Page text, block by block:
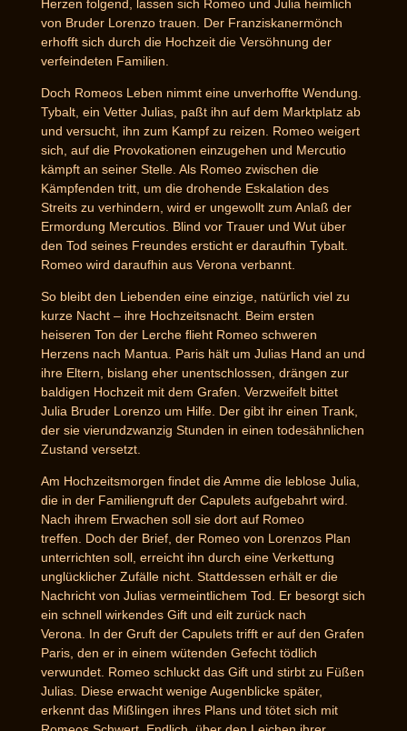
Herzen folgend, lassen sich Romeo und Julia heimlich
von Bruder Lorenzo trauen. Der Franziskanermönch
erhofft sich durch die Hochzeit die Versöhnung der
verfeindeten Familien.
Doch Romeos Leben nimmt eine unverhoffte Wendung.
Tybalt, ein Vetter Julias, paßt ihn auf dem Marktplatz ab
und versucht, ihn zum Kampf zu reizen. Romeo weigert
sich, auf die Provokationen einzugehen und Mercutio
kämpft an seiner Stelle. Als Romeo zwischen die
Kämpfenden tritt, um die drohende Eskalation des
Streits zu verhindern, wird er ungewollt zum Anlaß der
Ermordung Mercutios. Blind vor Trauer und Wut über
den Tod seines Freundes ersticht er daraufhin Tybalt.
Romeo wird daraufhin aus Verona verbannt.
So bleibt den Liebenden eine einzige, natürlich viel zu
kurze Nacht – ihre Hochzeitsnacht. Beim ersten
heiseren Ton der Lerche flieht Romeo schweren
Herzens nach Mantua. Paris hält um Julias Hand an und
ihre Eltern, bislang eher unentschlossen, drängen zur
baldigen Hochzeit mit dem Grafen. Verzweifelt bittet
Julia Bruder Lorenzo um Hilfe. Der gibt ihr einen Trank,
der sie vierundzwanzig Stunden in einen todesähnlichen
Zustand versetzt.
Am Hochzeitsmorgen findet die Amme die leblose Julia,
die in der Familiengruft der Capulets aufgebahrt wird.
Nach ihrem Erwachen soll sie dort auf Romeo
treffen. Doch der Brief, der Romeo von Lorenzos Plan
unterrichten soll, erreicht ihn durch eine Verkettung
unglücklicher Zufälle nicht. Stattdessen erhält er die
Nachricht von Julias vermeintlichem Tod. Er besorgt sich
ein schnell wirkendes Gift und eilt zurück nach
Verona. In der Gruft der Capulets trifft er auf den Grafen
Paris, den er in einem wütenden Gefecht tödlich
verwundet. Romeo schluckt das Gift und stirbt zu Füßen
Julias. Diese erwacht wenige Augenblicke später,
erkennt das Mißlingen ihres Plans und tötet sich mit